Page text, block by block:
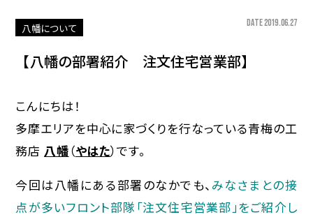
八幡について DATE 2019.06.27
【八幡の部署紹介 注文住宅営業部】
こんにちは！
多摩エリアを中心に家づくりを行なっている青梅の工
務店 八幡（やはた）です。
今回は八幡にある部署のなかでも、 みなさまとの接
点が多いフロント部隊「注文住宅営業部」をご紹介し